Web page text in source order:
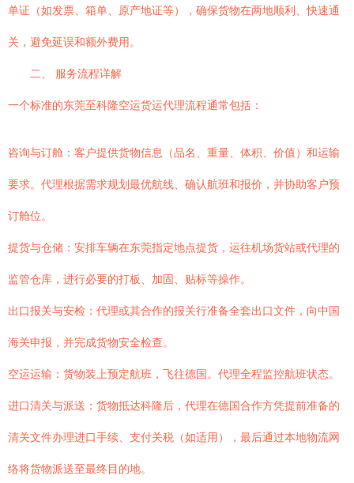
单证（如发票、箱单、原产地证等），确保货物在两地顺利、快速通
关，避免延误和额外费用。
二、 服务流程详解
一个标准的东莞至科隆空运货运代理流程通常包括：
咨询与订舱：客户提供货物信息（品名、重量、体积、价值）和运输
要求。代理根据需求规划最优航线、确认航班和报价，并协助客户预
订舱位。
提货与仓储：安排车辆在东莞指定地点提货，运往机场货站或代理的
监管仓库，进行必要的打板、加固、贴标等操作。
出口报关与安检：代理或其合作的报关行准备全套出口文件，向中国
海关申报，并完成货物安全检查。
空运运输：货物装上预定航班，飞往德国。代理全程监控航班状态。
进口清关与派送：货物抵达科隆后，代理在德国合作方凭提前准备的
清关文件办理进口手续、支付关税（如适用），最后通过本地物流网
络将货物派送至最终目的地。